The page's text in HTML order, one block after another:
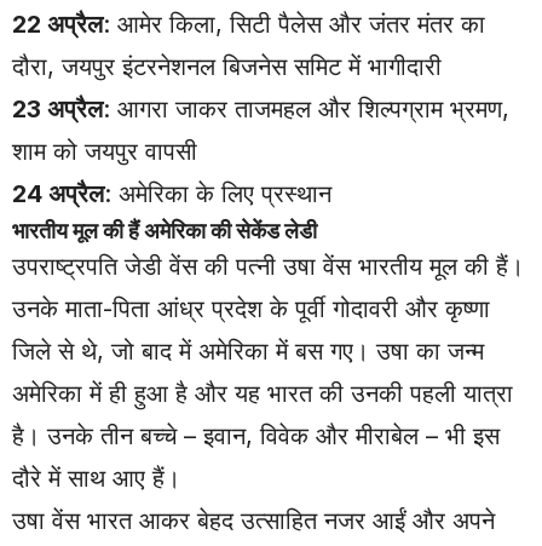
22 अप्रैल: आमेर किला, सिटी पैलेस और जंतर मंतर का
दौरा, जयपुर इंटरनेशनल बिजनेस समिट में भागीदारी
23 अप्रैल: आगरा जाकर ताजमहल और शिल्पग्राम भ्रमण,
शाम को जयपुर वापसी
24 अप्रैल: अमेरिका के लिए प्रस्थान
भारतीय मूल की हैं अमेरिका की सेकेंड लेडी
उपराष्ट्रपति जेडी वेंस की पत्नी उषा वेंस भारतीय मूल की हैं।
उनके माता-पिता आंध्र प्रदेश के पूर्वी गोदावरी और कृष्णा
जिले से थे, जो बाद में अमेरिका में बस गए। उषा का जन्म
अमेरिका में ही हुआ है और यह भारत की उनकी पहली यात्रा
है। उनके तीन बच्चे – इवान, विवेक और मीराबेल – भी इस
दौरे में साथ आए हैं।
उषा वेंस भारत आकर बेहद उत्साहित नजर आईं और अपने